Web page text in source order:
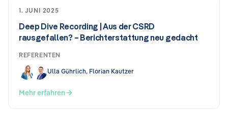
1. JUNI 2025
Deep Dive Recording | Aus der CSRD
rausgefallen? – Berichterstattung neu gedacht
REFERENTEN
Ulla Gührlich, Florian Kautzer
Mehr erfahren